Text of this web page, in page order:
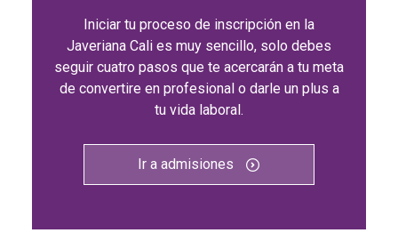
Iniciar tu proceso de inscripción en la
Javeriana Cali es muy sencillo, solo debes
seguir cuatro pasos que te acercarán a tu meta
de convertire en profesional o darle un plus a
tu vida laboral.
Ir a admisiones